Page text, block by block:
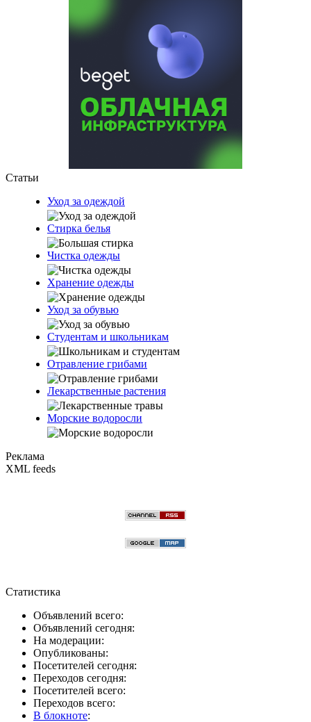
Статьи
Уход за одеждой
Стирка белья
Чистка одежды
Хранение одежды
Уход за обувью
Студентам и школьникам
Отравление грибами
Лекарственные растения
Морские водоросли
Реклама
XML feeds
Статистика
Объявлений всего:
Объявлений сегодня:
На модерации:
Опубликованы:
Посетителей сегодня:
Переходов сегодня:
Посетителей всего:
Переходов всего:
В блокноте: